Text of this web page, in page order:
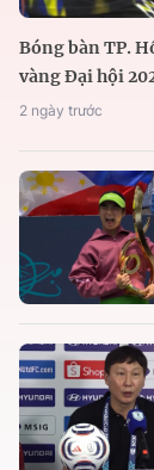
Bóng bàn TP.
vàng Đại hội
2 ngày trước